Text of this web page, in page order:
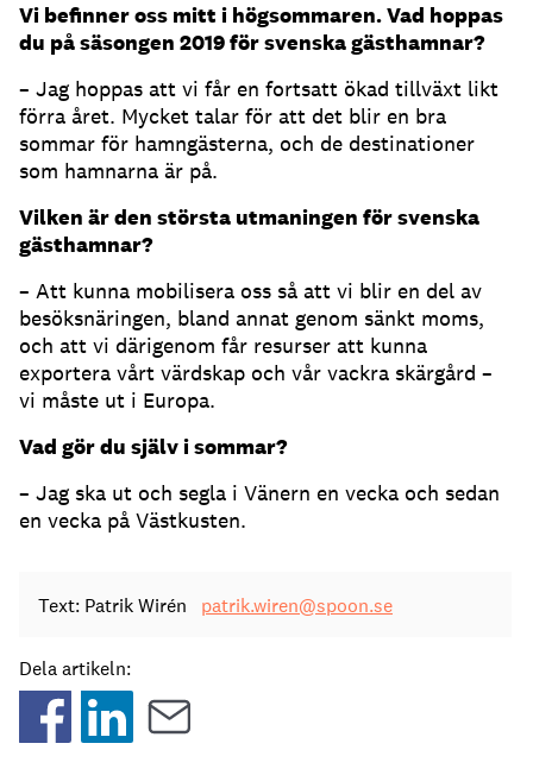
Vi befinner oss mitt i högsommaren. Vad hoppas
du på säsongen 2019 för svenska gästhamnar?
– Jag hoppas att vi får en fortsatt ökad tillväxt likt
förra året. Mycket talar för att det blir en bra
sommar för hamngästerna, och de destinationer
som hamnarna är på.
Vilken är den största utmaningen för svenska
gästhamnar?
– Att kunna mobilisera oss så att vi blir en del av
besöksnäringen, bland annat genom sänkt moms,
och att vi därigenom får resurser att kunna
exportera vårt värdskap och vår vackra skärgård –
vi måste ut i Europa.
Vad gör du själv i sommar?
– Jag ska ut och segla i Vänern en vecka och sedan
en vecka på Västkusten.
Text: Patrik Wirén patrik.wiren@spoon.se
Dela artikeln: